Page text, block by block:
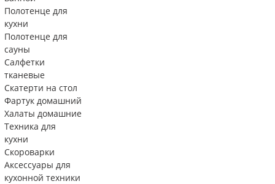
Полотенце для
кухни
Полотенце для
сауны
Салфетки
тканевые
Скатерти на стол
Фартук домашний
Халаты домашние
Техника для
кухни
Скороварки
Аксессуары для
кухонной техники